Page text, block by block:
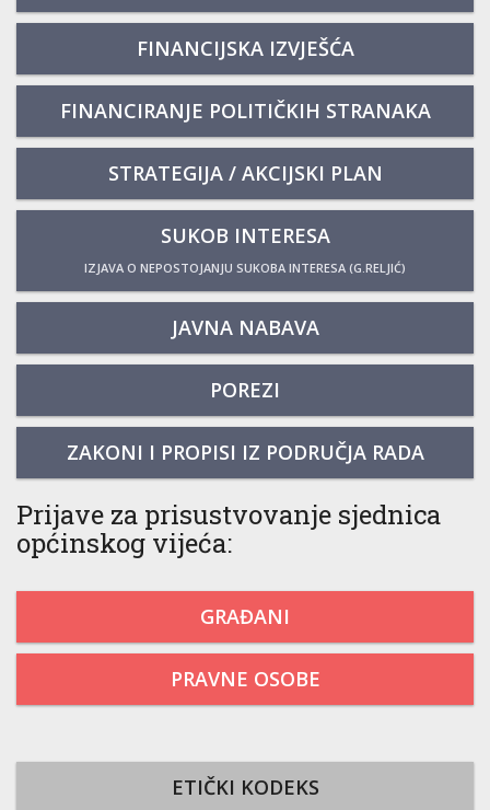
FINANCIJSKA IZVJEŠĆA
FINANCIRANJE POLITIČKIH STRANAKA
STRATEGIJA / AKCIJSKI PLAN
SUKOB INTERESA
IZJAVA O NEPOSTOJANJU SUKOBA INTERESA (G.RELJIĆ)
JAVNA NABAVA
POREZI
ZAKONI I PROPISI IZ PODRUČJA RADA
Prijave za prisustvovanje sjednica
općinskog vijeća:
GRAĐANI
PRAVNE OSOBE
ETIČKI KODEKS